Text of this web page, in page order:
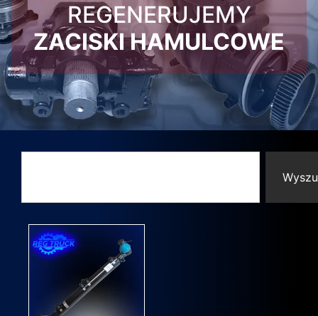
REGENERUJEMY
ZACISKI HAMULCOWE